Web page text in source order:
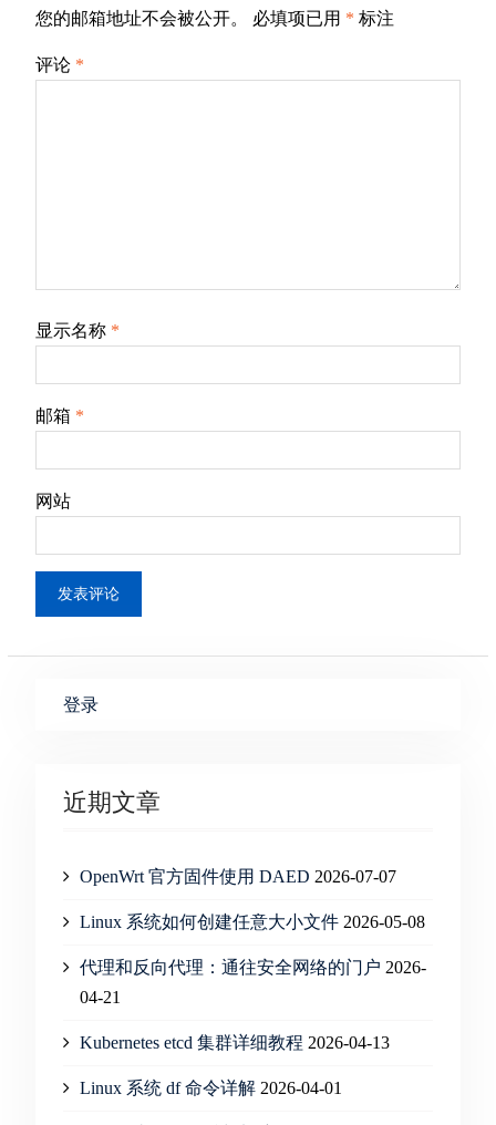
您的邮箱地址不会被公开。 必填项已用 * 标注
评论 *
显示名称 *
邮箱 *
网站
登录
近期文章
OpenWrt 官方固件使用 DAED 2026-07-07
Linux 系统如何创建任意大小文件 2026-05-08
代理和反向代理：通往安全网络的门户 2026-
04-21
Kubernetes etcd 集群详细教程 2026-04-13
Linux 系统 df 命令详解 2026-04-01